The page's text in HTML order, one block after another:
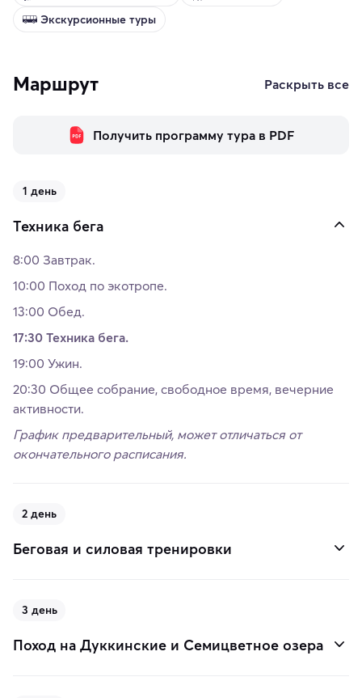
Экскурсионные туры
Маршрут Раскрыть все
Получить программу тура в PDF
1 день
Техника бега
8:00 Завтрак.
10:00 Поход по экотропе.
13:00 Обед.
17:30 Техника бега.
19:00 Ужин.
20:30 Общее собрание, свободное время, вечерние
активности.
График предварительный, может отличаться от
окончательного расписания.
2 день
Беговая и силовая тренировки
3 день
Поход на Дуккинские и Семицветное озера